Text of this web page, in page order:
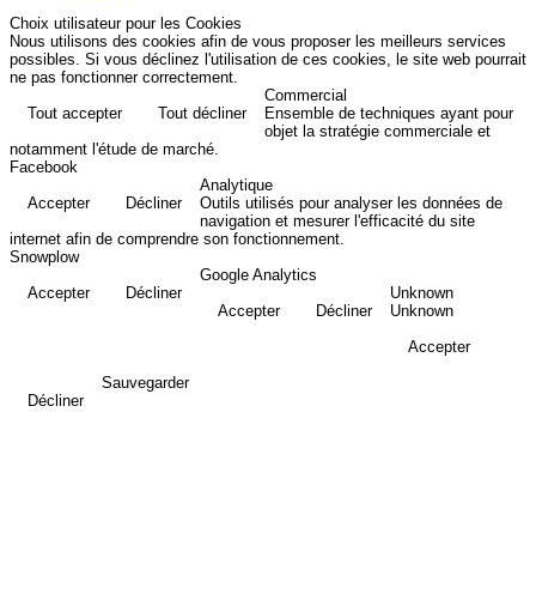
Choix utilisateur pour les Cookies
Nous utilisons des cookies afin de vous proposer les meilleurs services
possibles. Si vous déclinez l'utilisation de ces cookies, le site web pourrait
ne pas fonctionner correctement.
Tout accepter
Tout décliner
Commercial
Ensemble de techniques ayant pour
objet la stratégie commerciale et
notamment l'étude de marché.
Facebook
Accepter
Décliner
Analytique
Outils utilisés pour analyser les données de
navigation et mesurer l'efficacité du site
internet afin de comprendre son fonctionnement.
Snowplow
Accepter
Décliner
Google Analytics
Accepter
Décliner
Unknown
Unknown
Accepter
Décliner
Sauvegarder